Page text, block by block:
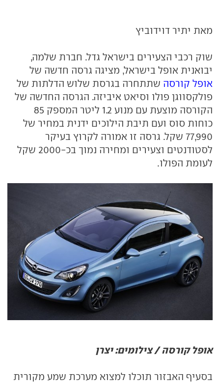
מאת יתיר דוידוביץ
שוק רכבי הצעירים בישראל גדל. חברת שלמה,
יבואנית אופל בישראל, מציגה גרסה חדשה של
אופל קורסה שתתחרה בגרסת שלוש הדלתות של
פולקסווגן פולו וסיאט איביזה. הגרסה החדשה של
הקורסה מוצעת עם מנוע 1.2 ליטר המספק 85
כוחות סוס ועם תיבת הילוכים ידנית במחיר של
77,990 שקל. גרסה זו אמורה לקרוץ בעיקר
לסטודנטים וצעירים ומחירה נמוך בכ-2000 שקל
לעומת הפולו.
אופל קורסה / צילומים: יצרן
בסעיף האבזור תוכלו למצוא מערכת שמע מקורית